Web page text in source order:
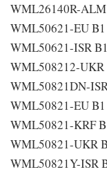
WML26140R-ALM
WML50621-EU
WML50621-ISR
WML508212-UKR
WML50821DN-
WML50821-EU
WML50821-KRF
WML50821-UKR
WML50821Y-ISR